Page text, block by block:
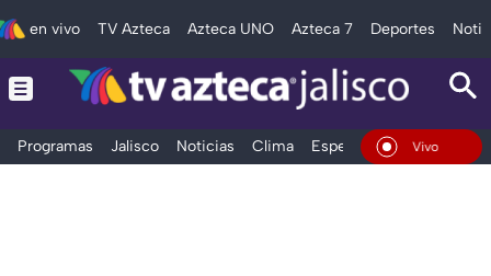
en vivo TV Azteca Azteca UNO Azteca 7 Deportes
Programas Jalisco Noticias Clima Espectáculos Deportes
En Vivo